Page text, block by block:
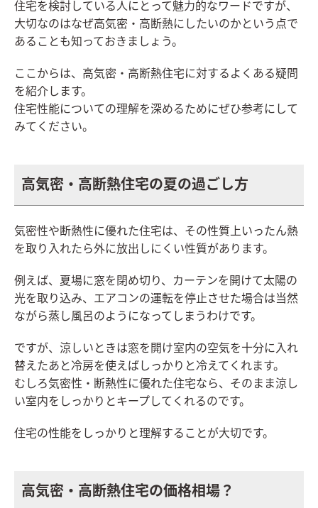
住宅を検討している人にとって魅力的なワードですが、
大切なのはなぜ高気密・高断熱にしたいのかという点で
あることも知っておきましょう。
ここからは、高気密・高断熱住宅に対するよくある疑問
を紹介します。
住宅性能についての理解を深めるためにぜひ参考にして
みてください。
高気密・高断熱住宅の夏の過ごし方
気密性や断熱性に優れた住宅は、その性質上いったん熱
を取り入れたら外に放出しにくい性質があります。
例えば、夏場に窓を閉め切り、カーテンを開けて太陽の
光を取り込み、エアコンの運転を停止させた場合は当然
ながら蒸し風呂のようになってしまうわけです。
ですが、涼しいときは窓を開け室内の空気を十分に入れ
替えたあと冷房を使えばしっかりと冷えてくれます。
むしろ気密性・断熱性に優れた住宅なら、そのまま涼し
い室内をしっかりとキープしてくれるのです。
住宅の性能をしっかりと理解することが大切です。
高気密・高断熱住宅の価格相場？